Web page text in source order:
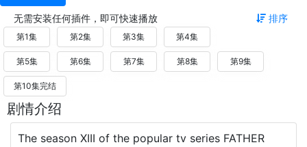
无需安装任何插件，即可快速播放 排序
第1集 第2集 第3集 第4集
第5集 第6集 第7集 第8集 第9集
第10集完结
剧情介绍
The season XIII of the popular tv series FATHER